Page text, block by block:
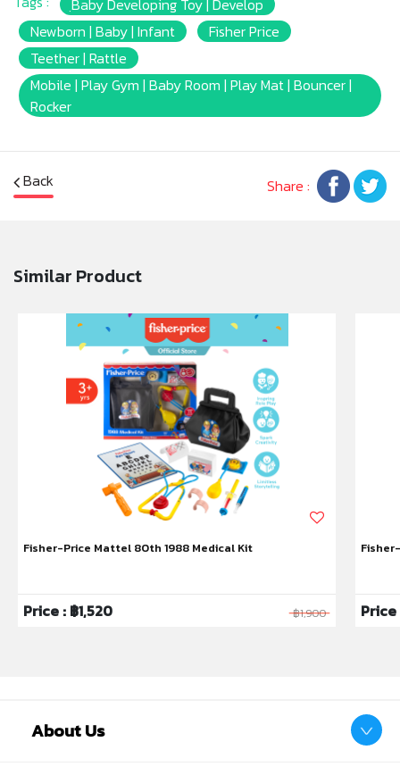
details like gentle jingles, cuddly fabrics, and fun
crinkle to engage and delight your newborn.
• Easily attach the monkey to your stroller canopy,
baby gym or diaper bag for travel play.
• Includes 2 AAA batteries.
• Colors and decorations may vary. (*#1 baby gym in
(Gym sold separately and subject to availability.)
หมายเหตุ:
การตั้งค่าการแสดงผลสีของแต่ละหน้าจอ
คำเตือน/ข้อห้าม:
ห้ามแยกชิ้นส่วนออกจากกัน ชิ้นส่วนมีขนาดเล็ก เด็กควรใช้
งานในการดูแลของผู้ปกครอง หรือผู้เชี่ยวชาญ ไม่นำเข้าจมูก
และขว้างปา
มอก.685 เล่ม1-2562
ฺBaby Developing Toy | Develop
Newborn | Baby | Infant
Fisher Price
Teether | Rattle
Mobile | Play Gym | Baby Room | Play Mat | Bouncer |
Rocker
Back Share :
Similar Product
Fisher-Price Mattel 80th 1988 Medical Kit
Price : ฿1,520 ฿1,900
About Us